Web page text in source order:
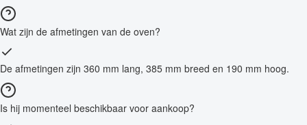
Wat zijn de afmetingen van de oven?
De afmetingen zijn 360 mm lang, 385 mm breed en 190 mm hoog.
Is hij momenteel beschikbaar voor aankoop?